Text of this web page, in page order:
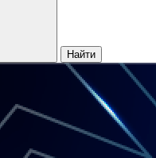
Найти